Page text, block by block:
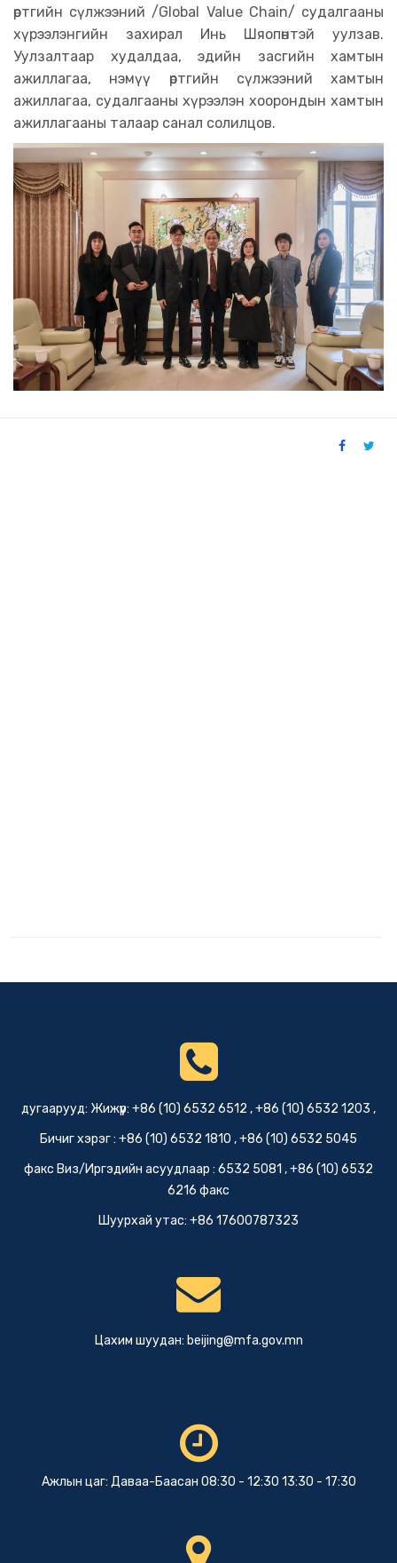
өртгийн сүлжээний /Global Value Chain/ судалгааны
хүрээлэнгийн захирал Инь Шяопөнтэй уулзав.
Уулзалтаар худалдаа, эдийн засгийн хамтын
ажиллагаа, нэмүү өртгийн сүлжээний хамтын
ажиллагаа, судалгааны хүрээлэн хоорондын хамтын
ажиллагааны талаар санал солилцов.
дугаарууд: Жижүүр: +86 (10) 6532 6512 , +86 (10) 6532 1203 ,
Бичиг хэрэг : +86 (10) 6532 1810 , +86 (10) 6532 5045
факс Виз/Иргэдийн асуудлаар : 6532 5081 , +86 (10) 6532
6216 факс
Шуурхай утас: +86 17600787323
Цахим шуудан: beijing@mfa.gov.mn
Ажлын цаг: Даваа-Баасан 08:30 - 12:30 13:30 - 17:30